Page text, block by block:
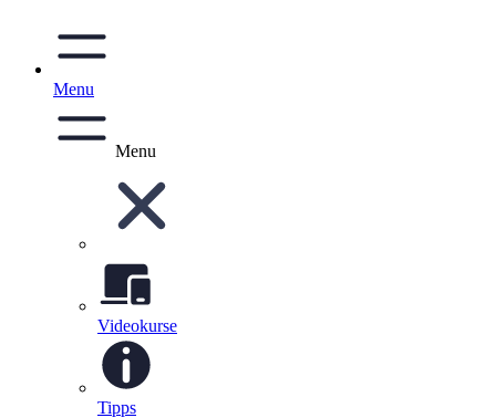
Menu
Menu
Videokurse
Tipps